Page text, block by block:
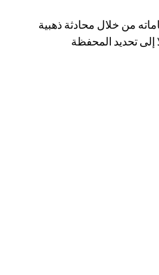
من خلال محادثة ذهبية
تحديد المحفظة